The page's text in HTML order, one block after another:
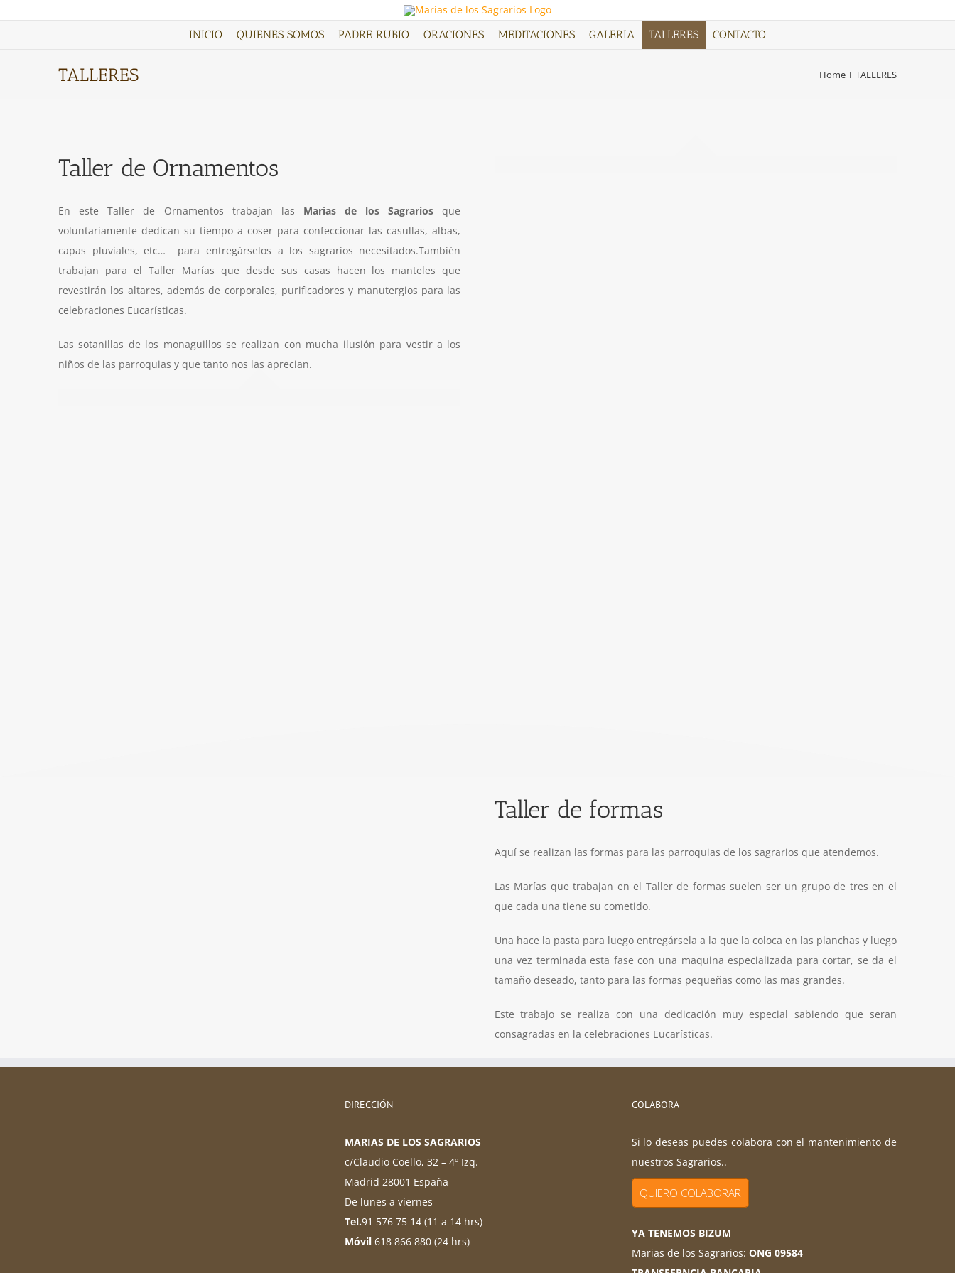
INICIO QUIENES SOMOS PADRE RUBIO ORACIONES MEDITACIONES GALERIA TALLERES CONTACTO
TALLERES Home I TALLERES
Taller de Ornamentos
En este Taller de Ornamentos trabajan las Marías de los Sagrarios que
voluntariamente dedican su tiempo a coser para confeccionar las casullas, albas,
capas pluviales, etc… para entregárselos a los sagrarios necesitados.También
trabajan para el Taller Marías que desde sus casas hacen los manteles que
revestirán los altares, además de corporales, purificadores y manutergios para las
celebraciones Eucarísticas.
Las sotanillas de los monaguillos se realizan con mucha ilusión para vestir a los
niños de las parroquias y que tanto nos las aprecian.
Taller de formas
Aquí se realizan las formas para las parroquias de los sagrarios que atendemos.
Las Marías que trabajan en el Taller de formas suelen ser un grupo de tres en el
que cada una tiene su cometido.
Una hace la pasta para luego entregársela a la que la coloca en las planchas y luego
una vez terminada esta fase con una maquina especializada para cortar, se da el
tamaño deseado, tanto para las formas pequeñas como las mas grandes.
Este trabajo se realiza con una dedicación muy especial sabiendo que seran
consagradas en la celebraciones Eucarísticas.
DIRECCIÓN
MARIAS DE LOS SAGRARIOS
c/Claudio Coello, 32 – 4º Izq.
Madrid 28001 España
De lunes a viernes
Tel.91 576 75 14 (11 a 14 hrs)
Móvil 618 866 880 (24 hrs)
COLABORA
Si lo deseas puedes colabora con el mantenimiento de
nuestros Sagrarios..
QUIERO COLABORAR
YA TENEMOS BIZUM
Marias de los Sagrarios: ONG 09584